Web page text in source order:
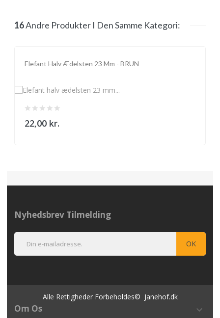
16Andre Produkter I Den Samme Kategori:
Elefant Halv Ædelsten 23 Mm - BRUN
22,00 kr.
Nyhedsbrev Tilmelding
Alle Rettigheder Forbeholdes© Janehof.dk
Om Os keyboard_arrow_down